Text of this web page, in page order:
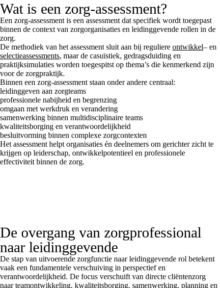
Wat is een zorg-assessment?
Een zorg-assessment is een assessment dat specifiek wordt toegepast
binnen de context van zorgorganisaties en leidinggevende rollen in de
zorg.
De methodiek van het assessment sluit aan bij reguliere ontwikkel– en
selectieassessments, maar de casuïstiek, gedragsduiding en
praktijksimulaties worden toegespitst op thema’s die kenmerkend zijn
voor de zorgpraktijk.
Binnen een zorg-assessment staan onder andere centraal:
leidinggeven aan zorgteams
professionele nabijheid en begrenzing
omgaan met werkdruk en verandering
samenwerking binnen multidisciplinaire teams
kwaliteitsborging en verantwoordelijkheid
besluitvorming binnen complexe zorgcontexten
Het assessment helpt organisaties én deelnemers om gerichter zicht te
krijgen op leiderschap, ontwikkelpotentieel en professionele
effectiviteit binnen de zorg.
De overgang van zorgprofessional
naar leidinggevende
De stap van uitvoerende zorgfunctie naar leidinggevende rol betekent
vaak een fundamentele verschuiving in perspectief en
verantwoordelijkheid. De focus verschuift van directe cliëntenzorg
naar teamontwikkeling, kwaliteitsborging, samenwerking, planning en